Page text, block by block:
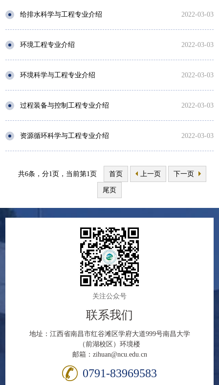
给排水科学与工程专业介绍 2022-03-03
环境工程专业介绍 2022-03-03
环境科学与工程专业介绍 2022-03-03
过程装备与控制工程专业介绍 2022-03-03
资源循环科学与工程专业介绍 2022-03-03
共6条，分1页，当前第1页 首页 上一页 下一页
尾页
关注公众号
联系我们
地址：江西省南昌市红谷滩区学府大道999号南昌大学
（前湖校区）环境楼
邮箱：zihuan@ncu.edu.cn
0791-83969583